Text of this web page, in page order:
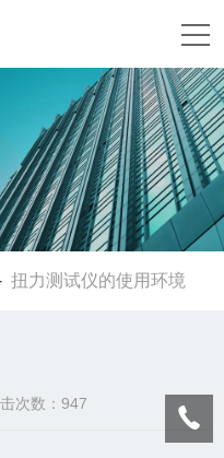
扭力测试仪的使用环境
次数：947